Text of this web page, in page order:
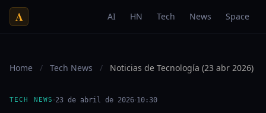
A AI HN Tech News Space
Home / Tech News / Noticias de Tecnología (23 abr 2026)
TECH NEWS ·23 de abril de 2026·10:30